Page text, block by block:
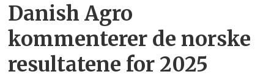
Danish Agro
kommenterer de norske
resultatene for 2025